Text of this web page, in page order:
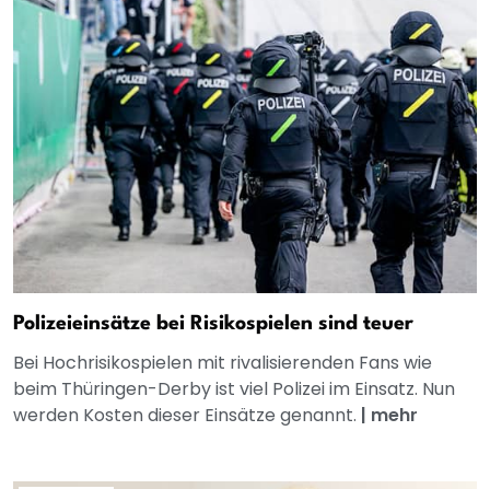
Polizeieinsätze bei Risikospielen sind teuer
Bei Hochrisikospielen mit rivalisierenden Fans wie
beim Thüringen-Derby ist viel Polizei im Einsatz. Nun
werden Kosten dieser Einsätze genannt. | mehr